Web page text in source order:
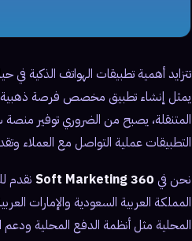
تتزايد أهمية تطبيقات الهواتف الذكية
يمثل إنشاء تطبيق مخصص فرصة ذهبية
المتنقلة، يصبح من الضروري توفير
التطبيقات عملية التواصل مع العملاء
نحن في 360 Soft Marketing
نقدم
المملكة العربية السعودية والإمارات
المحلية مثل أنظمة الدفع المحلية ودعم